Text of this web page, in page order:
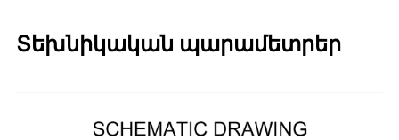
Տեխնիկական պարամետրեր